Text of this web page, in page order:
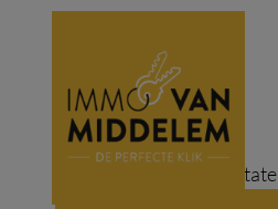
Error: Failed getting estate